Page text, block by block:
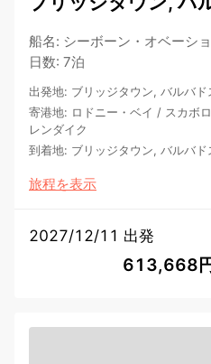
船名: シーボーン・オベーシ
日数: 7泊
出発地: ブリッジタウン, バルバド
寄港地: ロドニー・ベイ / スカボ
レンダイク
到着地: ブリッジタウン, バルバド
旅程を表示
2027/12/11 出発
613,668